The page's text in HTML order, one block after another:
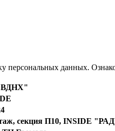
персональных данных.
"ВДНХ"
секция П10, INSIDE